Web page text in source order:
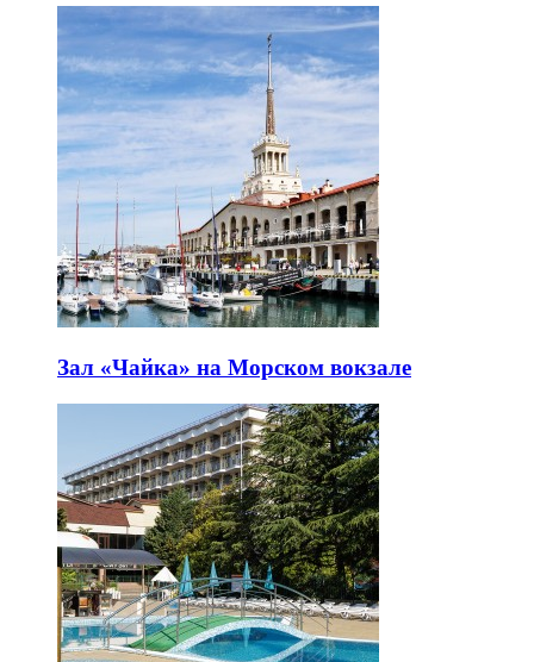
Зал «Чайка» на Морском вокзале